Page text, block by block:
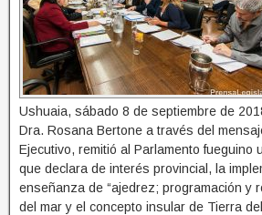
Ushuaia, sábado 8 de septiembre de
Dra. Rosana Bertone a través del
Ejecutivo, remitió al Parlamento fueguino
que declara de interés provincial, la
enseñanza de “ajedrez; programación y
del mar y el concepto insular de Tierra